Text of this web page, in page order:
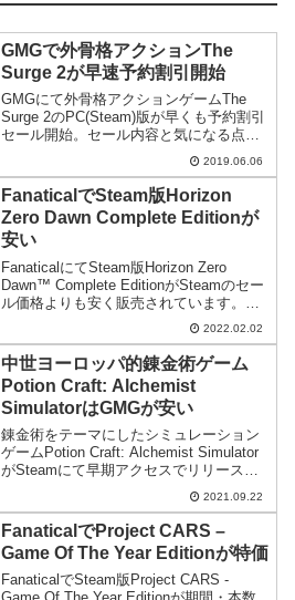
GMGで外骨格アクションThe
Surge 2が早速予約割引開始
GMGにて外骨格アクションゲームThe
Surge 2のPC(Steam)版が早くも予約割引
セール開始。セール内容と気になる点を
チェックします。パブリッシャーが先日
日本語問題でやらかしたFocus社という
のが気になりますが…。
2019.06.06
FanaticalでSteam版Horizon
Zero Dawn Complete Editionが
安い
FanaticalにてSteam版Horizon Zero
Dawn™ Complete EditionがSteamのセー
ル価格よりも安く販売されています。販
売数とセール時間に限りがある点に注
2022.02.02
中世ヨーロッパ的錬金術ゲーム
Potion Craft: Alchemist
SimulatorはGMGが安い
錬金術をテーマにしたシミュレーション
ゲームPotion Craft: Alchemist Simulator
がSteamにて早期アクセスでリリース。
アトリエシリーズとはまた異なる方向性
の錬金ゲームですが、GMGではSteamよ
りも少しだけ安く買えるようです。
2021.09.22
FanaticalでProject CARS –
Game Of The Year Editionが特価
FanaticalでSteam版Project CARS -